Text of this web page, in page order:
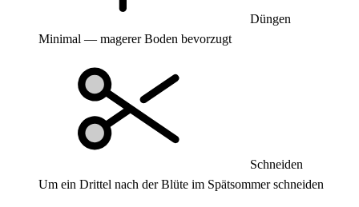
Düngen
Minimal — magerer Boden bevorzugt
Schneiden
Um ein Drittel nach der Blüte im Spätsommer schneiden